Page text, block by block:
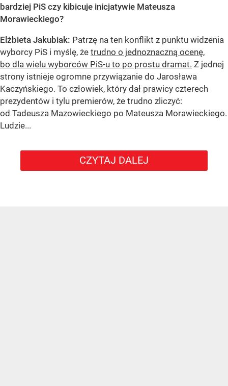
bardziej PiS czy kibicuje inicjatywie Mateusza
Morawieckiego?
Elżbieta Jakubiak: Patrzę na ten konflikt z punktu widzenia
wyborcy PiS i myślę, że trudno o jednoznaczną ocenę,
bo dla wielu wyborców PiS-u to po prostu dramat. Z jednej
strony istnieje ogromne przywiązanie do Jarosława
Kaczyńskiego. To człowiek, który dał prawicy czterech
prezydentów i tylu premierów, że trudno zliczyć:
od Tadeusza Mazowieckiego po Mateusza Morawieckiego.
Ludzie...
CZYTAJ DALEJ